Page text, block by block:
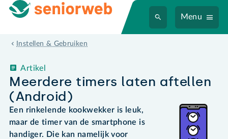
Menu
Instellen & Gebruiken
Meerdere timers laten aftellen
(Android)
Artikel
Een rinkelende kookwekker is leuk,
maar de timer van de smartphone is
handiger. Die kan namelijk voor